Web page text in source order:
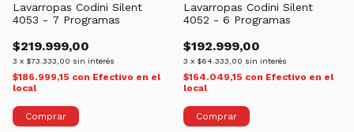
Lavarropas Codini Silent
4053 - 7 Programas
$219.999,00
3 x $73.333,00 sin interés
$186.999,15 con Efectivo en el
local
Lavarropas Codini Silent
4052 - 6 Programas
$192.999,00
3 x $64.333,00 sin interés
$164.049,15 con Efectivo en el
local